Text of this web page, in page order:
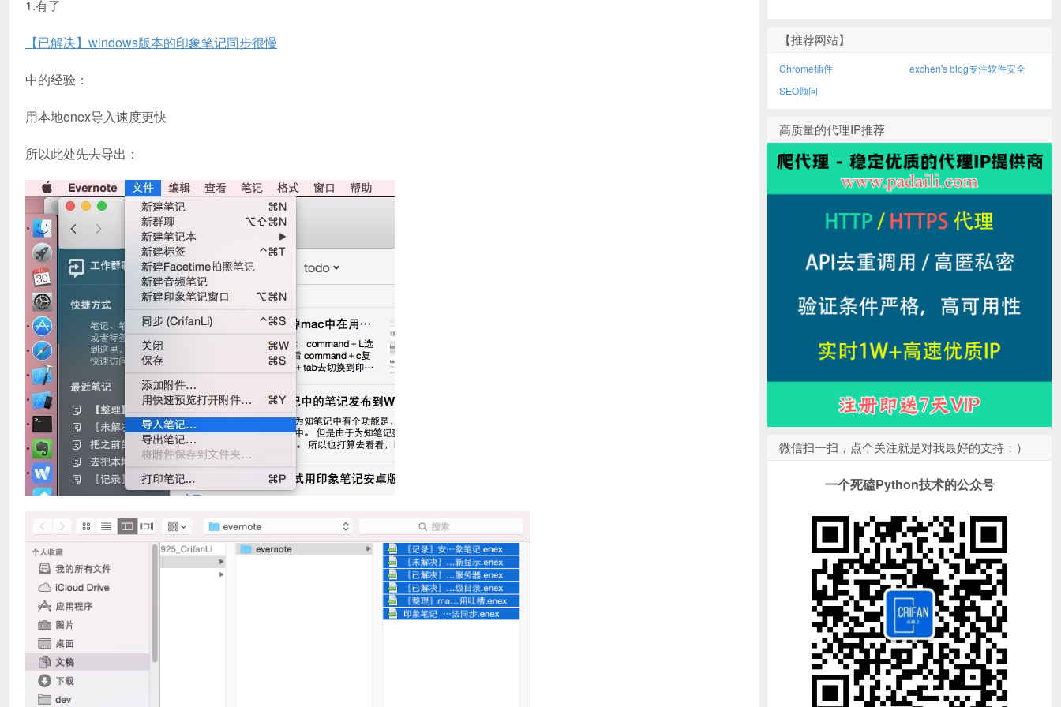
1.有了
【已解决】windows版本的印象笔记同步很慢
中的经验：
用本地enex导入速度更快
所以此处先去导出：
【推荐网站】
Chrome插件
exchen's blog专注软件安全
SEO顾问
高质量的代理IP推荐
微信扫一扫，点个关注就是对我最好的支持：）
一个死磕Python技术的公众号